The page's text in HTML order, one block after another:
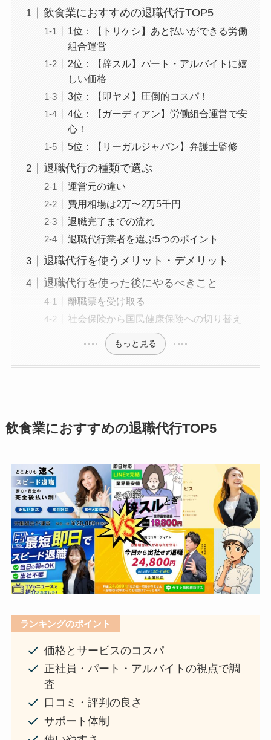
飲食業におすすめの退職代行TOP5
1位：【トリケシ】あと払いができる労働
組合運営
2位：【辞スル】パート・アルバイトに嬉
しい価格
3位：【即ヤメ】圧倒的コスパ！
4位：【ガーディアン】労働組合運営で安
心！
5位：【リーガルジャパン】弁護士監修
退職代行の種類で選ぶ
運営元の違い
費用相場は2万〜2万5千円
退職完了までの流れ
退職代行業者を選ぶ5つのポイント
退職代行を使うメリット・デメリット
退職代行を使った後にやるべきこと
離職票を受け取る
社会保険から国民健康保険への切り替え
もっと見る
飲食業におすすめの退職代行TOP5
ランキングのポイント
価格とサービスのコスパ
正社員・パート・アルバイトの視点で調
査
口コミ・評判の良さ
サポート体制